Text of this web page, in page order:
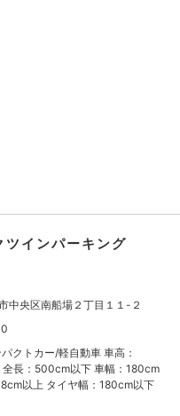
ツインパーキング
中央区南船場２丁目１１-２
クトカー/軽自動車 車高：
長：500cm以下 車幅：180cm
以上 タイヤ幅：180cm以下